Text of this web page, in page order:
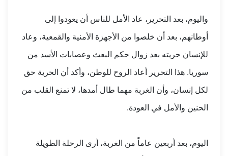
واليوم، بعد التحرير، عاد الأمل للناس أن يعودوا إلى
أوطانهم، بعد أن خلصوا من الأجهزة الأمنية والقمعية، وعاد
للإنسان حريته بعد زوال حكم البعث وعصابات الأسد من
سوريا. هذا التحرير أعاد الروح للوطن، وأكد أن الحرية حق
لكل إنسان، وأن الغربة مهما طال أمدها، لا تمنع القلب من
الحنين والأمل في العودة.
اليوم، بعد أربعين عاماً من الغربة، أرى الرحلة الطويلة